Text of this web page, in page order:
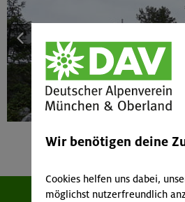
Wir benötigen deine
Cookies helfen uns dabei,
möglichst nutzerfreundlich